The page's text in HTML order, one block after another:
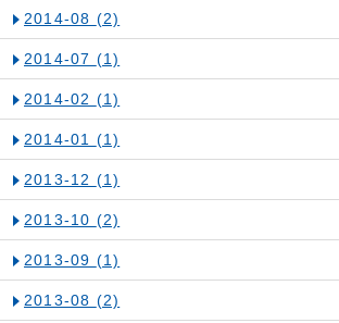
2014-08 (2)
2014-07 (1)
2014-02 (1)
2014-01 (1)
2013-12 (1)
2013-10 (2)
2013-09 (1)
2013-08 (2)